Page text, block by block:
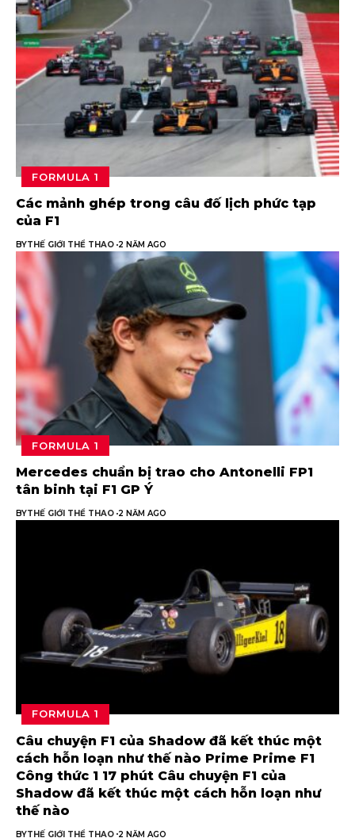
FORMULA 1
Các mảnh ghép trong câu đố lịch phức tạp
của F1
BYTHẾ GIỚI THỂ THAO 2 NĂM AGO
FORMULA 1
Mercedes chuẩn bị trao cho Antonelli FP1
tân binh tại F1 GP Ý
BYTHẾ GIỚI THỂ THAO 2 NĂM AGO
FORMULA 1
Câu chuyện F1 của Shadow đã kết thúc một
cách hỗn loạn như thế nào Prime Prime F1
Công thức 1 17 phút Câu chuyện F1 của
Shadow đã kết thúc một cách hỗn loạn như
thế nào
BYTHẾ GIỚI THỂ THAO 2 NĂM AGO